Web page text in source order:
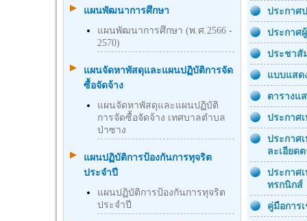
แผนพัฒนาการศึกษา
แผนพัฒนาการศึกษา (พ.ศ.2566 -
2570)
แผนจัดหาพัสดุและแผนปฏิบัติการจัด
ซื้อจัดจ้าง
แผนจัดหาพัสดุและแผนปฏิบัติ
การจัดซื้อจัดจ้าง เทศบาลตำบล
ป่าซาง
แผนปฏิบัติการป้องกันการทุจริต
ประจำปี
แผนปฏิบัติการป้องกันการทุจริต
ประจำปี
ประกาศ
ประกาศ
ประชาสั
แบบแสด
ตารางแ
ประกาศ
ประกาศ
ละเอียด
ประกาศ
ทรกนิกส์
คู่มือการ